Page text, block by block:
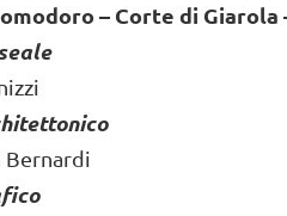
– Corte di Giarola
Bernardi